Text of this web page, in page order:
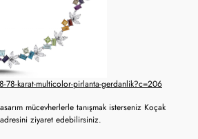
78-karat-multicolor-pirlanta-gerdanlik?c=206
mücevherlerle tanışmak isterseniz Koçak
ziyaret edebilirsiniz.